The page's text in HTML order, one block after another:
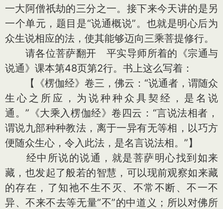
一大阿僧祇劫的三分之一。接下来今天讲的是另
一个单元，题目是“说通概说”。也就是明心后为
众生说相应的法，使其能够迈向三乘菩提修行。
请各位菩萨翻开 平实导师所着的《宗通与
说通》课本第48页第2行。书上这么写着：
【《楞伽经》卷三，佛云：“说通者，谓随众
生心之所应，为说种种众具契经，是名说
通。”《大乘入楞伽经》卷四云：“言说法相者，
谓说九部种种教法，离于一异有无等相，以巧方
便随众生心，令入此法，是名言说法相。”】
经中所说的说通，就是菩萨明心找到如来
藏，也发起了般若的智慧，可以现前观察如来藏
的存在，了知祂不生不灭、不常不断、不一不
异、不来不去等无量“不”的中道义；所以对佛所